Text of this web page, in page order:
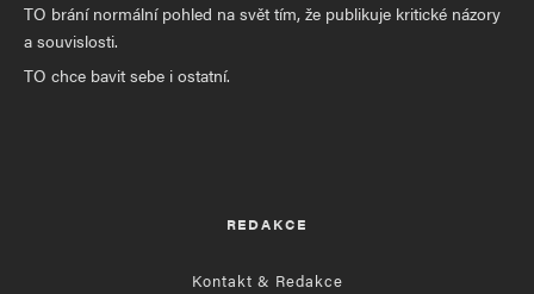
TO brání normální pohled na svět tím, že publikuje kritické názory
a souvislosti.
TO chce bavit sebe i ostatní.
REDAKCE
Kontakt & Redakce